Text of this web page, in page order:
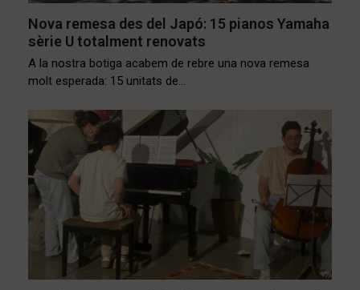
Nova remesa des del Japó: 15 pianos Yamaha
sèrie U totalment renovats
A la nostra botiga acabem de rebre una nova remesa
molt esperada: 15 unitats de…